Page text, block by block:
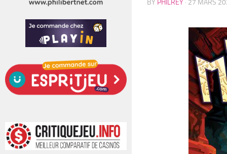
BY PHILREY · 27 MARS